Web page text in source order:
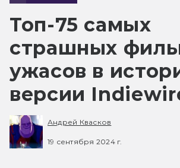
Топ-75 самых
страшных
ужасов в
версии
Андрей Квасков
19 сентября 2024 г.